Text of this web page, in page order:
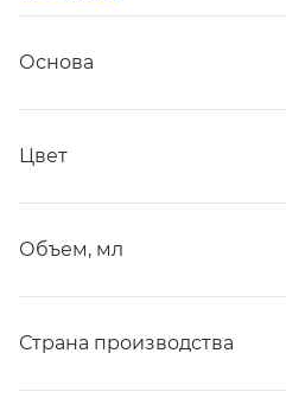
Основа
Цвет
Объем, мл
Страна производства